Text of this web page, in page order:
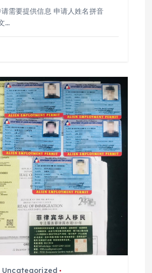
需要提供信息 申请人姓名拼音
…
Uncategorized